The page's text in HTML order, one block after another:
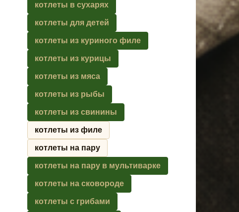
котлеты в сухарях
котлеты для детей
котлеты из куриного филе
котлеты из курицы
котлеты из мяса
котлеты из рыбы
котлеты из свинины
котлеты из филе
котлеты на пару
котлеты на пару в мультиварке
котлеты на сковороде
котлеты с грибами